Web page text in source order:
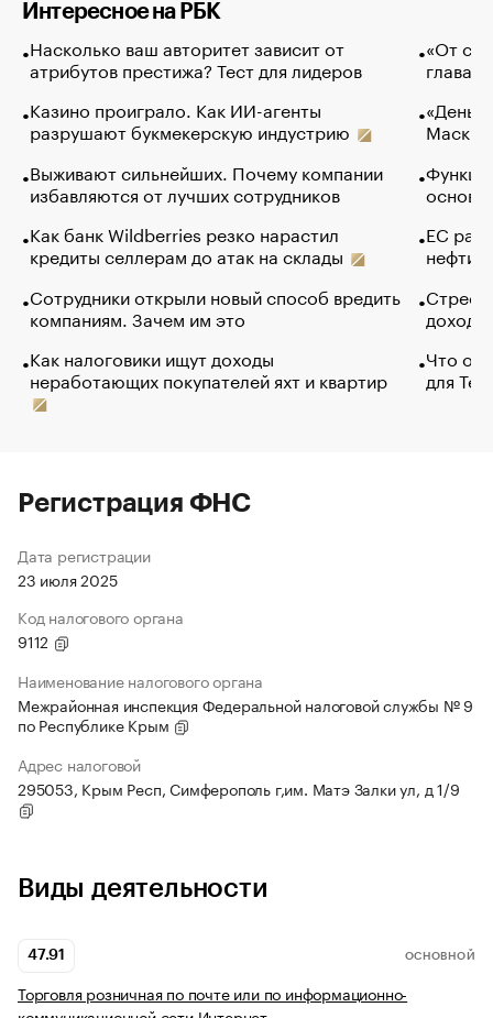
Интересное на РБК
Насколько ваш авторитет зависит от
атрибутов престижа? Тест для лидеров
Казино проиграло. Как ИИ-агенты
разрушают букмекерскую индустрию
Выживают сильнейших. Почему компании
избавляются от лучших сотрудников
Как банк Wildberries резко нарастил
кредиты селлерам до атак на склады
Сотрудники открыли новый способ вредить
компаниям. Зачем им это
Как налоговики ищут доходы
неработающих покупателей яхт и квартир
«От
глава
Маск в
основ
ЕС
нефти
Что
для
Регистрация ФНС
Дата регистрации
23 июля 2025
Код налогового органа
9112
Наименование налогового органа
Межрайонная инспекция Федеральной налоговой службы № 9
по Республике Крым
Адрес налоговой
295053, Крым Респ, Симферополь г,им. Матэ Залки ул, д 1/9
Виды деятельности
47.91 ОСНОВНОЙ
Торговля розничная по почте или по информационно-